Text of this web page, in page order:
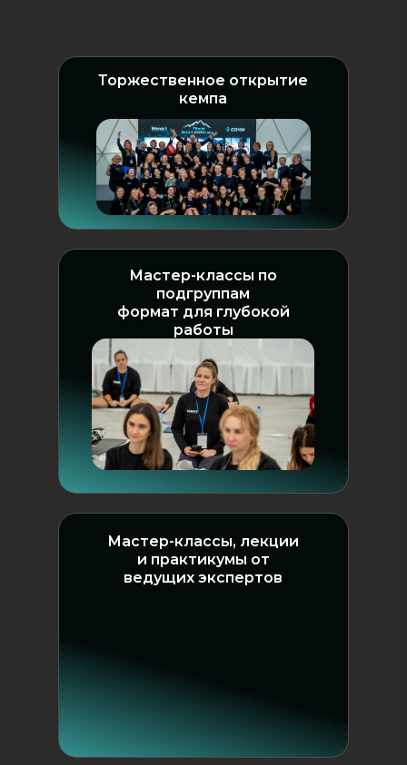
Мастер-классы по
подгруппам
формат для глубокой
работы
Мастер-классы, лекции
и практикумы от
ведущих экспертов
Торжественное открытие
кемпа